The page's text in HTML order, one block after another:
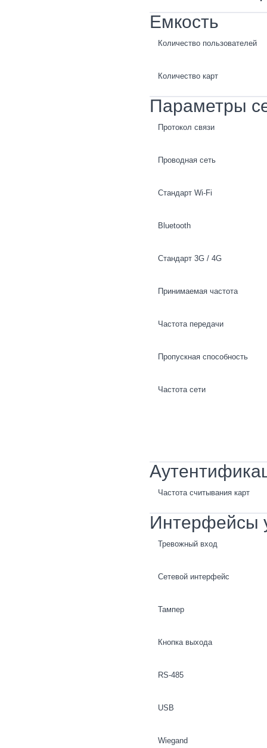
Емкость
Количество пользователей
Количество карт
Параметры
Протокол связи
Проводная сеть
Стандарт Wi-Fi
Bluetooth
Стандарт 3G / 4G
Принимаемая частота
Частота передачи
Пропускная способность
Частота сети
Частота считывания карт
Интерфейсы
Тревожный вход
Сетевой интерфейс
Тампер
Кнопка выхода
RS-485
USB
Wiegand